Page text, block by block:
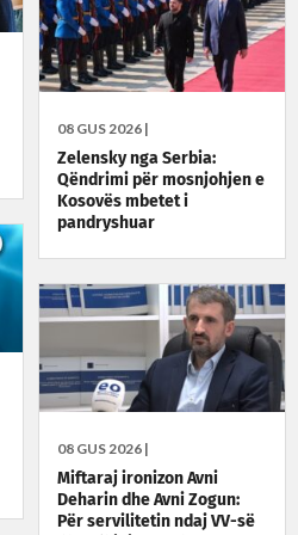
08 GUS 2026 |
Zelensky nga Serbia:
Qëndrimi për mosnjohjen e
Kosovës mbetet i
pandryshuar
08 GUS 2026 |
Miftaraj ironizon Avni
Deharin dhe Avni Zogun:
Për servilitetin ndaj VV-së